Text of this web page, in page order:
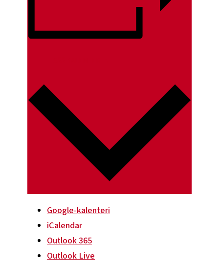
Google-kalenteri
iCalendar
Outlook 365
Outlook Live